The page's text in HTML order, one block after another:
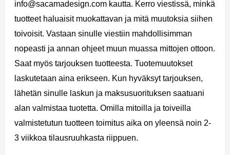
info@sacamadesign.com kautta. Kerro viestissä, minkä
tuotteet haluaisit muokattavan ja mitä muutoksia siihen
toivoisit. Vastaan sinulle viestiin mahdollisimman
nopeasti ja annan ohjeet muun muassa mittojen ottoon.
Saat myös tarjouksen tuotteesta. Tuotemuutokset
laskutetaan aina erikseen. Kun hyväksyt tarjouksen,
lähetän sinulle laskun ja maksusuorituksen saatuani
alan valmistaa tuotetta. Omilla mitoilla ja toiveilla
valmistetutun tuotteen toimitus aika on yleensä noin 2-
3 viikkoa tilausruuhkasta riippuen.